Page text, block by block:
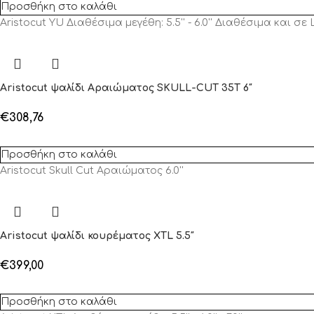
Προσθήκη στο καλάθι
Aristocut YU Διαθέσιμα μεγέθη: 5.5'' - 6.0'' Διαθέσιμα και σε
Aristocut ψαλίδι Αραιώματος SKULL-CUT 35T 6″
€308,76
Προσθήκη στο καλάθι
Aristocut Skull Cut Αραιώματος 6.0''
Aristocut ψαλίδι κουρέματος XTL 5.5″
€399,00
Προσθήκη στο καλάθι